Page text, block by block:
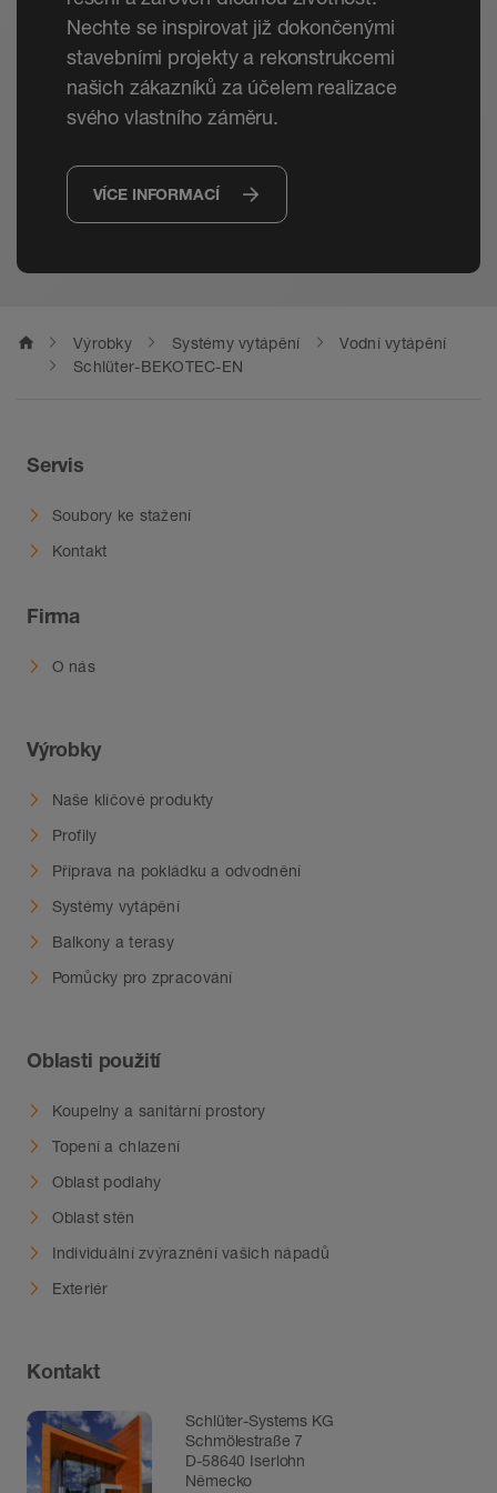
Při tom je třeba výšku potěru přizpůsobit
tloušťce příslušného materiálu. Poznámka:
Kromě dodržení příslušných platných
pokynů pro zpracování je nutné dbát i na
povolenou zbytkovou vlhkost potěru pro
Podrobné pokyny pro zpracování
nekeramických krytin získáte v technickém
Nechte se inspirovat již dokončenými
stavebními projekty a rekonstrukcemi
našich zákazníků za účelem realizace
svého vlastního záměru.
VÍCE INFORMACÍ
home Výrobky Systémy vytápění
Vodní vytápění
Schlüter-BEKOTEC-EN
Servis
Soubory ke stažení
Kontakt
Firma
O nás
Výrobky
Naše klíčové produkty
Profily
Příprava na pokládku a odvodnění
Systémy vytápění
Balkony a terasy
Pomůcky pro zpracování
Oblasti použití
Koupelny a sanitární prostory
Topení a chlazení
Oblast podlahy
Oblast stěn
Individuální zvýraznění vašich nápadů
Exteriér
Kontakt
Schlüter-Systems KG
Schmölestraße 7
D-58640 Iserlohn
Německo